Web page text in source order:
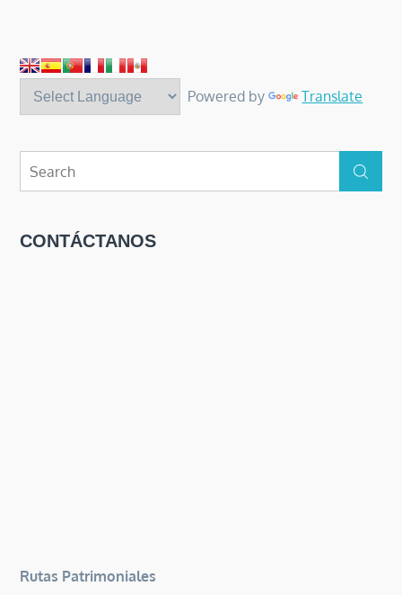
Powered by
Translate
for:
Search
CONTÁCTANOS
Rutas Patrimoniales